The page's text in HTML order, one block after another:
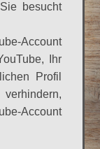
besucht
Account
Ihr
Profil
Account